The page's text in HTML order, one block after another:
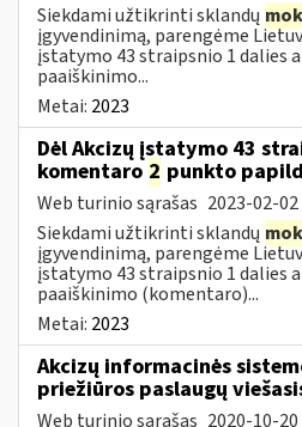
Siekdami užtikrinti sklandų
įgyvendinimą, parengėme
įstatymo 43 straipsnio 1 dalies
paaiškinimo...
Metai: 2023
Dėl Akcizų įstatymo 43
komentaro 2 punkto
Web turinio sąrašas 2023-02-02
Siekdami užtikrinti sklandų
įgyvendinimą, parengėme
įstatymo 43 straipsnio 1 dalies
paaiškinimo (komentaro)...
Metai: 2023
Akcizų informacinės
priežiūros paslaugų
Web turinio sąrašas 2020-10-20